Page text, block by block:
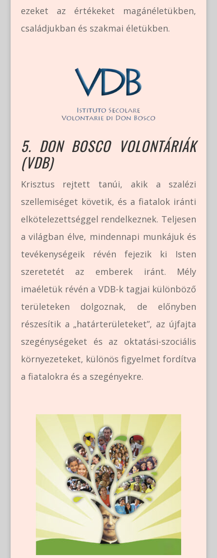
ezeket az értékeket magánéletükben,
családjukban és szakmai életükben.
5. DON BOSCO VOLONTÁRIÁK
(VDB)
Krisztus rejtett tanúi, akik a szalézi
szellemiséget követik, és a fiatalok iránti
elkötelezettséggel rendelkeznek. Teljesen
a világban élve, mindennapi munkájuk és
tevékenységeik révén fejezik ki Isten
szeretetét az emberek iránt. Mély
imaéletük révén a VDB-k tagjai különböző
területeken dolgoznak, de előnyben
részesítik a „határterületeket”, az újfajta
szegénységeket és az oktatási-szociális
környezeteket, különös figyelmet fordítva
a fiatalokra és a szegényekre.